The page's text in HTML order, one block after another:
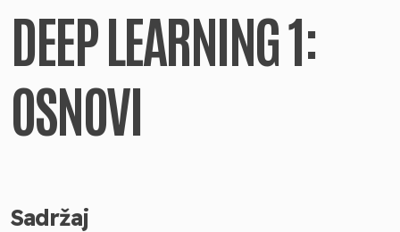
DEEP LEARNING 1:
OSNOVI
Sadržaj